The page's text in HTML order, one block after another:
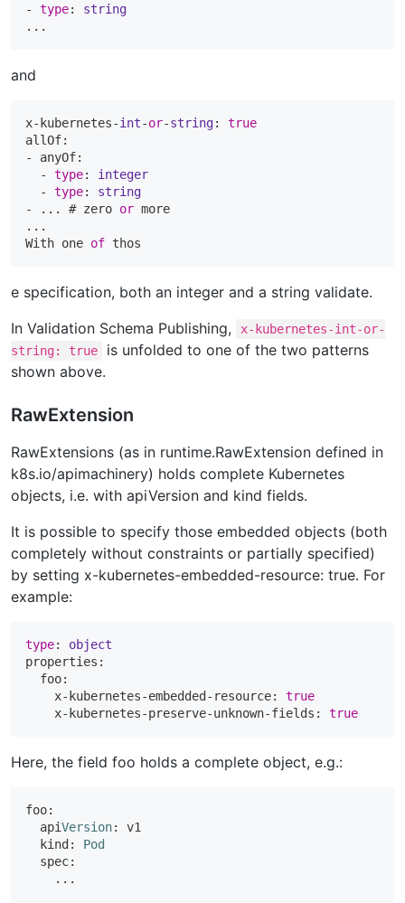
- type: string
and
x-kubernetes-int-or-string: true
allOf:
- anyOf:
  -
type: integer
  -
type: string
- ... # zero or more
...
With one of
e specification, both an integer and a string validate.
In Validation Schema Publishing,
x-kubernetes-int-or-
string: true
is unfolded to one of the two patterns
shown above.
RawExtension
RawExtensions (as in runtime.RawExtension defined in
k8s.io/apimachinery) holds complete Kubernetes
objects, i.e. with apiVersion and kind fields.
It is possible to specify those embedded objects (both
completely without constraints or partially specified)
by setting x-kubernetes-embedded-resource: true. For
example:
type: object
properties:
  foo:
    x-kubernetes-embedded-resource:
true
    x-kubernetes-preserve-unknown-fields:
true
Here, the field foo holds a complete object, e.g.:
foo:
  api
Version: v1
  kind:
Pod
  spec: